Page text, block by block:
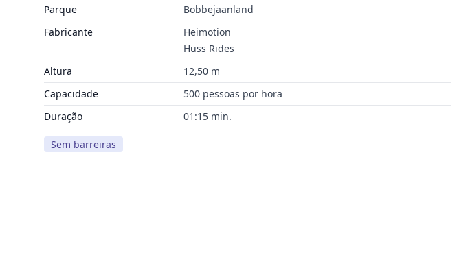
Parque
Bobbejaanland
Fabricante
Heimotion
Huss Rides
Altura
12,50 m
Capacidade
500 pessoas por hora
Duração
01:15 min.
Sem barreiras